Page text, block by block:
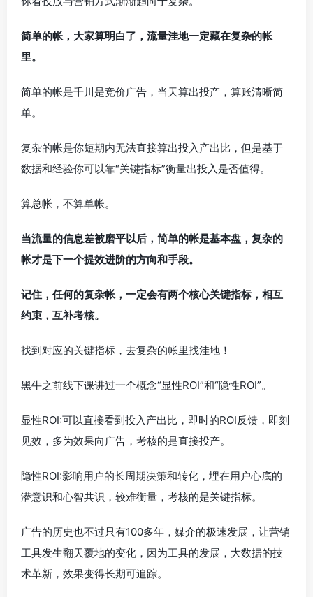
简单的帐，大家算明白了，流量洼地一定藏在复杂的帐
里。
简单的帐是千川是竞价广告，当天算出投产，算账清晰简
单。
复杂的帐是你短期内无法直接算出投入产出比，但是基于
数据和经验你可以靠“关键指标”衡量出投入是否值得。
算总帐，不算单帐。
当流量的信息差被磨平以后，简单的帐是基本盘，复杂的
帐才是下一个提效进阶的方向和手段。
记住，任何的复杂帐，一定会有两个核心关键指标，相互
约束，互补考核。
找到对应的关键指标，去复杂的帐里找洼地！
黑牛之前线下课讲过一个概念“显性ROI”和“隐性ROI”。
显性ROI:可以直接看到投入产出比，即时的ROI反馈，即刻
见效，多为效果向广告，考核的是直接投产。
隐性ROI:影响用户的长周期决策和转化，埋在用户心底的
潜意识和心智共识，较难衡量，考核的是关键指标。
广告的历史也不过只有100多年，媒介的极速发展，让营销
工具发生翻天覆地的变化，因为工具的发展，大数据的技
术革新，效果变得长期可追踪。